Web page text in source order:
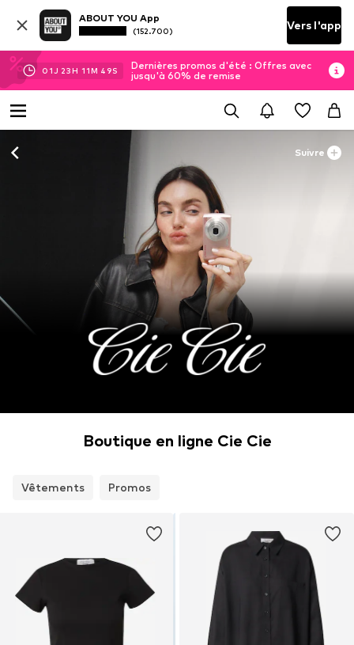
ABOUT YOU App
(152.700) Vers l'app
01J 23H 11M 48S
Dernières promos d'été : Offres avec
jusqu'à 60% de remise
Suivre
Boutique en ligne Cie Cie
Vêtements Promos